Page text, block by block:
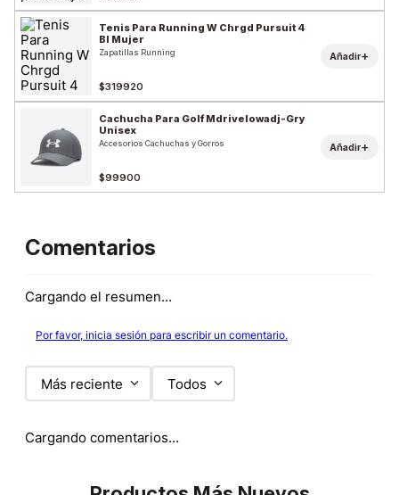
Tenis Para Running W Chrgd Pursuit 4
Bl Mujer
Zapatillas Running
$319920
Añadir+
Cachucha Para Golf Mdrivelowadj-Gry
Unisex
Accesorios Cachuchas y Gorros
$99900
Añadir+
Comentarios
Cargando el resumen…
Por favor, inicia sesión para escribir un comentario.
Más reciente Todos
Cargando comentarios…